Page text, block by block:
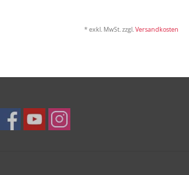
* exkl. MwSt. zzgl.Versandkosten